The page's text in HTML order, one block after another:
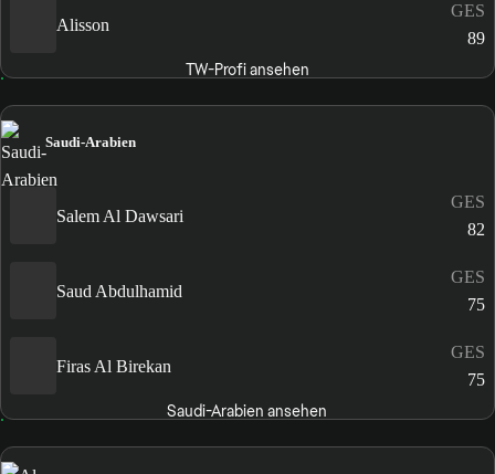
Alisson
GES
89
TW-Profi ansehen
Saudi-Arabien
Salem Al Dawsari
GES
82
Saud Abdulhamid
GES
75
Firas Al Birekan
GES
75
Saudi-Arabien ansehen